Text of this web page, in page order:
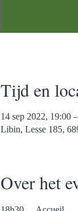
Tijd en
14 sep 2022, 19:00
Libin, Lesse 185,
Over het